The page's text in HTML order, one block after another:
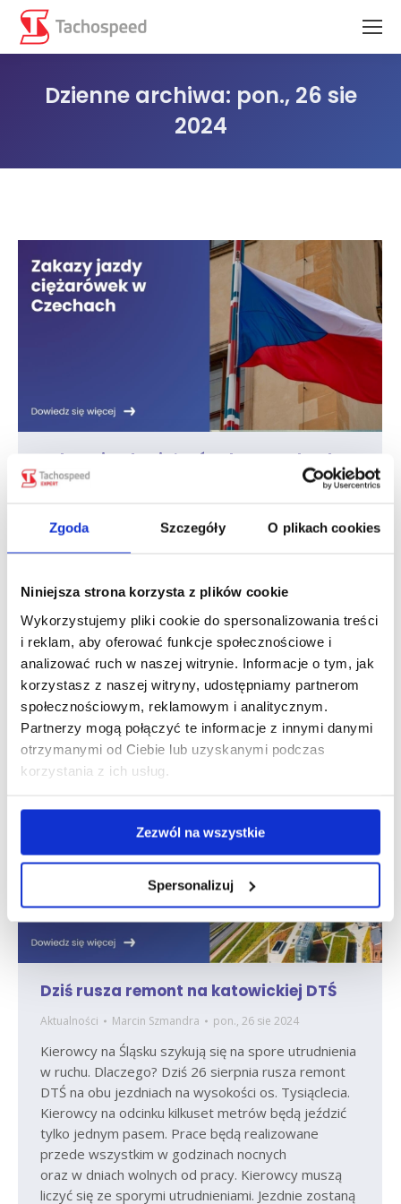
Zgoda Szczegóły O plikach cookies
Niniejsza strona korzysta z plików cookie
Wykorzystujemy pliki cookie do spersonalizowania treści
i reklam, aby oferować funkcje społecznościowe i
analizować ruch w naszej witrynie. Informacje o tym, jak
korzystasz z naszej witryny, udostępniamy partnerom
społecznościowym, reklamowym i analitycznym.
Partnerzy mogą połączyć te informacje z innymi danymi
otrzymanymi od Ciebie lub uzyskanymi podczas
korzystania z ich usług.
Zezwól na wszystkie
Spersonalizuj
Dzienne archiwa: pon., 26 sie
2024
Zakazy jazdy ciężarówek w Czechach
Artykuły eksperckie
Z tego artykułu dowiesz się jak poruszać się
po Czechach uwzględniając wszelkie zakazy ruchu
naszych południowych sąsiadów. Zapraszamy
do lektury! Kogo obowiązuje zakaz jazdy
w Czechach Zakazy jazdy dotyczą pojazdów
ciężarowych o dopuszczalnej masie całkowitej
(DMC) powyżej 7,5 t. oraz zespołów pojazdów
do 3,5 t. Szczególnie obejmują one pojazdy
przewożące towary na autostradach, drogach…
Dziś rusza remont na katowickiej DTŚ
Aktualności Marcin Szmandra pon., 26 sie 2024
Kierowcy na Śląsku szykują się na spore utrudnienia
w ruchu. Dlaczego? Dziś 26 sierpnia rusza remont
DTŚ na obu jezdniach na wysokości os. Tysiąclecia.
Kierowcy na odcinku kilkuset metrów będą jeździć
tylko jednym pasem. Prace będą realizowane
przede wszystkim w godzinach nocnych
oraz w dniach wolnych od pracy. Kierowcy muszą
liczyć się ze sporymi utrudnieniami. Jezdnie zostaną